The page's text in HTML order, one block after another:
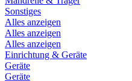
Sonstiges
Alles anzeigen
Alles anzeigen
Alles anzeigen
Einrichtung & Geräte
Geräte
Geräte